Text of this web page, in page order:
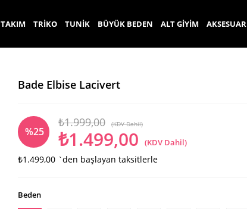
TAKIM TRİKO TUNİK BÜYÜK BEDEN ALT GİYİM AKSESUAR
Bade Elbise Lacivert
%25
İndirim
₺1.999,00 (KDV Dahil)
₺1.499,00 (KDV Dahil)
₺1.499,00 `den başlayan taksitlerle
Beden